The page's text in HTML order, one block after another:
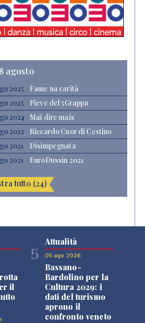
agosto
2025
Fame na carità
2025
Pieve del 5Grappa
2024
Mai dire mais
2022
Riccardo Cuor di Cestino
2021
Disimpegnata
2021
EuroDussin 2021
tutto (24)
il
5
Attualità
05 ago 2026
Bassano-
Bardolino per la
Cultura 2029: i
dati del turismo
aprono il
confronto veneto